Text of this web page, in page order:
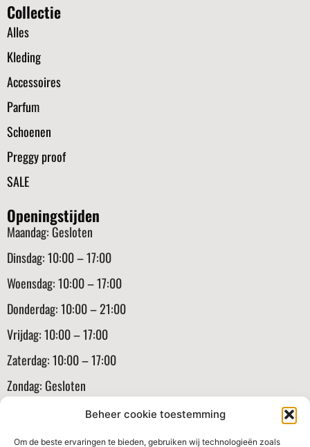
Beheer cookie toestemming
Om de beste ervaringen te bieden, gebruiken wij technologieën zoals
Collectie
Alles
Kleding
Accessoires
Parfum
Schoenen
Preggy proof
SALE
Openingstijden
Maandag: Gesloten
Dinsdag: 10:00 – 17:00
Woensdag: 10:00 – 17:00
Donderdag: 10:00 – 21:00
Vrijdag: 10:00 – 17:00
Zaterdag: 10:00 – 17:00
Zondag: Gesloten
Klantenservice